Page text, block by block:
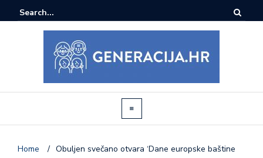
Home / Obuljen svečano otvara ‘Dane europske baštine